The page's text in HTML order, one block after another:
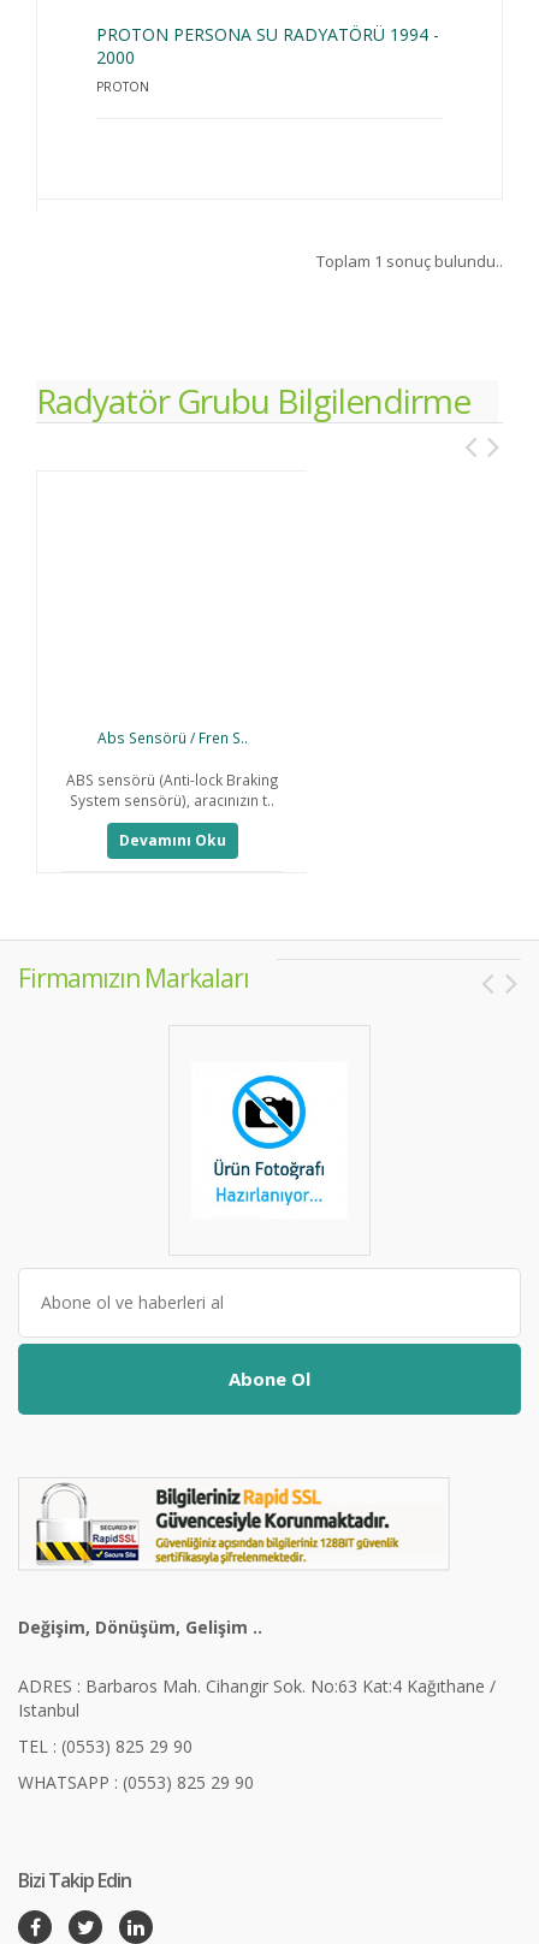
PROTON PERSONA SU RADYATÖRÜ 1994 -
2000
PROTON
Toplam 1 sonuç bulundu..
Radyatör Grubu Bilgilendirme
Abs Sensörü / Fren S..
ABS sensörü (Anti-lock Braking
System sensörü), aracınızın t..
Devamını Oku
Firmamızın Markaları
Abone Ol
Değişim, Dönüşüm, Gelişim ..
ADRES : Barbaros Mah. Cihangir Sok. No:63 Kat:4 Kağıthane /
Istanbul
TEL : (0553) 825 29 90
WHATSAPP : (0553) 825 29 90
Bizi Takip Edin